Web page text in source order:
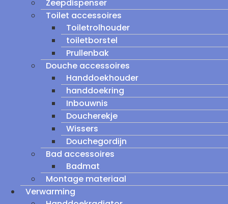
Zeepdispenser
Toilet accessoires
Toiletrolhouder
toiletborstel
Prullenbak
Douche accessoires
Handdoekhouder
handdoekring
Inbouwnis
Doucherekje
Wissers
Douchegordijn
Bad accessoires
Badmat
Montage materiaal
Verwarming